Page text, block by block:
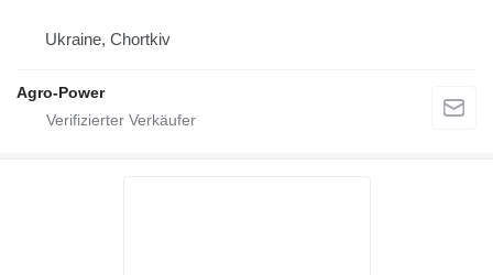
Ukraine, Chortkiv
Agro-Power